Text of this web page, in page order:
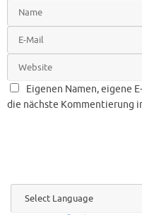
Eigenen Namen, eigene
die nächste Kommentierung